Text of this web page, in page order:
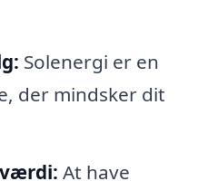
Solenergi er en
der mindsker dit
At have